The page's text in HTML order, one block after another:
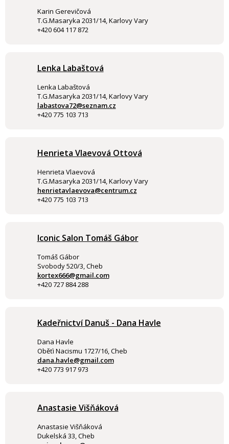
Karin Gerevičová
T.G.Masaryka 2031/14, Karlovy Vary
+420 604 117 872
Lenka Labaštová
Lenka Labaštová
T.G.Masaryka 2031/14, Karlovy Vary
labastova72@seznam.cz
+420 775 103 713
Henrieta Vlaevová Ottová
Henrieta Vlaevová
T.G.Masaryka 2031/14, Karlovy Vary
henrietavlaevova@centrum.cz
+420 775 103 713
Iconic Salon Tomáš Gábor
Tomáš Gábor
Svobody 520/3, Cheb
kortex666@gmail.com
+420 727 884 288
Kadeřnictví Danuš - Dana Havle
Dana Havle
Oběťi Nacismu 1727/16, Cheb
dana.havle@gmail.com
+420 773 917 973
Anastasie Višňáková
Anastasie Višňáková
Dukelská 33, Cheb